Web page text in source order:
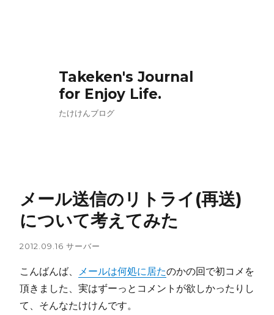
Takeken's Journal
for Enjoy Life.
たけけんブログ
メール送信のリトライ(再送)
について考えてみた
2012.09.16 サーバー
こんばんば、 メールは何処に居たのかの回で初コメを
頂きました、実はずーっとコメントが欲しかったりし
て、そんなたけけんです。